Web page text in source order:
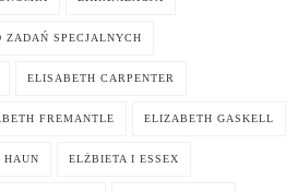
ZADAŃ SPECJALNYCH
ELISABETH CARPENTER
FREMANTLE ELIZABETH GASKELL
HAUN ELŻBIETA I ESSEX